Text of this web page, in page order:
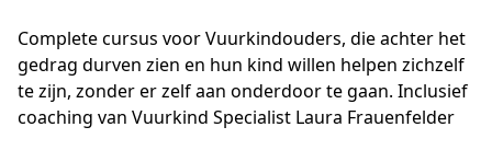
Complete cursus voor Vuurkindouders, die achter het
gedrag durven zien en hun kind willen helpen zichzelf
te zijn, zonder er zelf aan onderdoor te gaan. Inclusief
coaching van Vuurkind Specialist Laura Frauenfelder